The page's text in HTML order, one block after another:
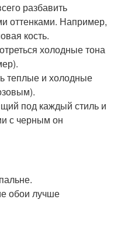
разбавить
оттенками. Например,
кость.
холодные тона
теплые и холодные
под каждый стиль и
с черным он